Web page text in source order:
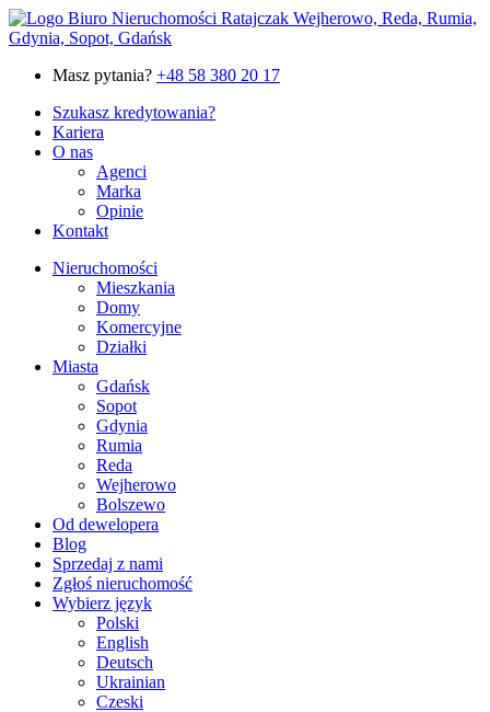
Masz pytania? +48 58 380 20 17
Szukasz kredytowania?
Kariera
O nas
Agenci
Marka
Opinie
Kontakt
Nieruchomości
Mieszkania
Domy
Komercyjne
Działki
Miasta
Gdańsk
Sopot
Gdynia
Rumia
Reda
Wejherowo
Bolszewo
Od dewelopera
Blog
Sprzedaj z nami
Zgłoś nieruchomość
Wybierz język
Polski
English
Deutsch
Ukrainian
Czeski